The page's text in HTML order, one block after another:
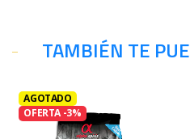
TAMBIÉN TE
AGOTADO
OFERTA -3%